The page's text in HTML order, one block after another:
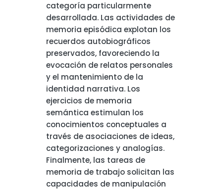
categoría particularmente
desarrollada. Las actividades de
memoria episódica explotan los
recuerdos autobiográficos
preservados, favoreciendo la
evocación de relatos personales
y el mantenimiento de la
identidad narrativa. Los
ejercicios de memoria
semántica estimulan los
conocimientos conceptuales a
través de asociaciones de ideas,
categorizaciones y analogías.
Finalmente, las tareas de
memoria de trabajo solicitan las
capacidades de manipulación